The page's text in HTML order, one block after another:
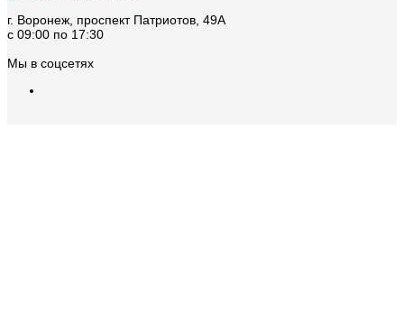
г. Воронеж, проспект Патриотов, 49А
с 09:00 по 17:30
Мы в соцсетях